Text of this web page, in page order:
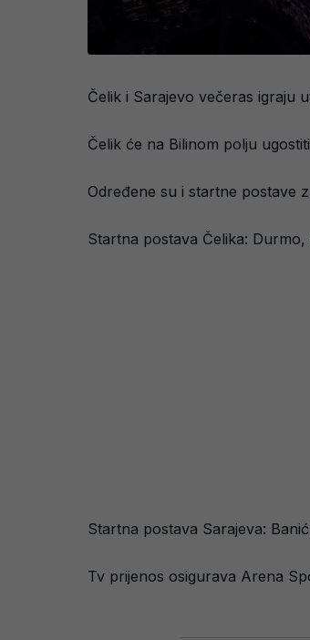
Čelik i Sarajevo večeras igraju
Čelik će na Bilinom polju
Određene su i startne postave
Startna postava Čelika:
Startna postava Sarajeva:
Tv prijenos osigurava Arena